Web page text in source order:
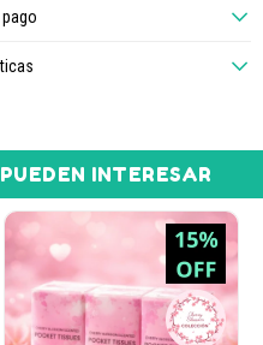
INTERESAR